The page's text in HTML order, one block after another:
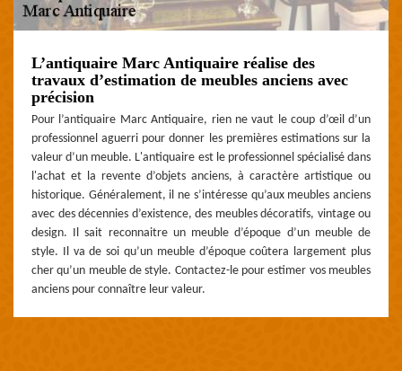
L’antiquaire Marc Antiquaire réalise des
travaux d’estimation de meubles anciens avec
précision
Pour l’antiquaire Marc Antiquaire, rien ne vaut le coup d’œil d’un
professionnel aguerri pour donner les premières estimations sur la
valeur d’un meuble. L'antiquaire est le professionnel spécialisé dans
l'achat et la revente d’objets anciens, à caractère artistique ou
historique. Généralement, il ne s’intéresse qu’aux meubles anciens
avec des décennies d’existence, des meubles décoratifs, vintage ou
design. Il sait reconnaitre un meuble d’époque d’un meuble de
style. Il va de soi qu’un meuble d’époque coûtera largement plus
cher qu’un meuble de style. Contactez-le pour estimer vos meubles
anciens pour connaître leur valeur.